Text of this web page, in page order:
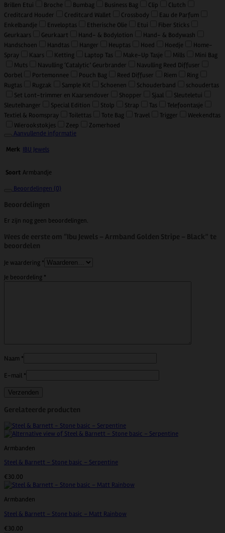
Brillen Etui
Broche Bumbag Business Bag Clip
Clutch
Creditcard Houder
Creditcard Wallet Crossbody
Eau de Parfum
Enkelbandje
Enveloptas Etherische Olie Etui
Fiber Sticks
Geurkaars
Geurkaart Hand- & Bodylotion
Hand- & Bodywash
Handschoen
Handtas Hanger Heuptas Hoed Hoedje
Home-
Spray
Kaars Ketting Laptop Tas Make-Up Tasje Mills
Mini Bag
Muts
Navulling ‘Catalytic’ Geurbrander
Navulling Reed Diffuser
Oorbel
Portemonnee Pouch Bag Reed Diffuser Riem
Ring
Rugtas
Rugzak Sample Kit Schoenen Schouderband
schoudertas
Set Lont-trimmer en Kaarsendover
Shopper Sjaal
Sleuteletui
Sleutelhanger
Special Edition Stolp Strap Tas
Telefoontasje
Textiel & Roomspray
Toilettas Tote Bag Travel Trigger
Weekendtas
Wierookstokjes
Zeep
Zomerhoed
Aanvullende informatie
Merk IBU Jewels
Soort Armbandje
Beoordelingen (0)
Beoordelingen
Er zijn nog geen beoordelingen.
Wees de eerste om “Ibu Jewels – Armband Golden Stripe – Black” te
beoordelen
Je waardering *
Je beoordeling *
Naam *
E-mail *
Gerelateerde producten
Armbanden
Steel & Barnett – Stone basic – Serpentine
€30.00
Armbanden
Steel & Barnett – Stone basic – Matt Rainbow
€30.00